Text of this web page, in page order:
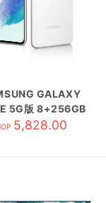
GALAXY
5G版 8+256GB
瓷白/G9900
5,828.00